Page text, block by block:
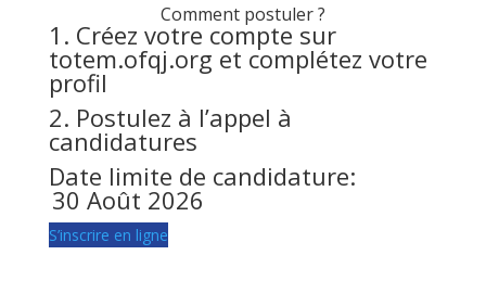
Comment postuler ?
1. Créez votre compte sur
totem.ofqj.org et complétez votre
profil
2. Postulez à l’appel à
candidatures
Date limite de candidature:
30 Août 2026
S’inscrire en ligne